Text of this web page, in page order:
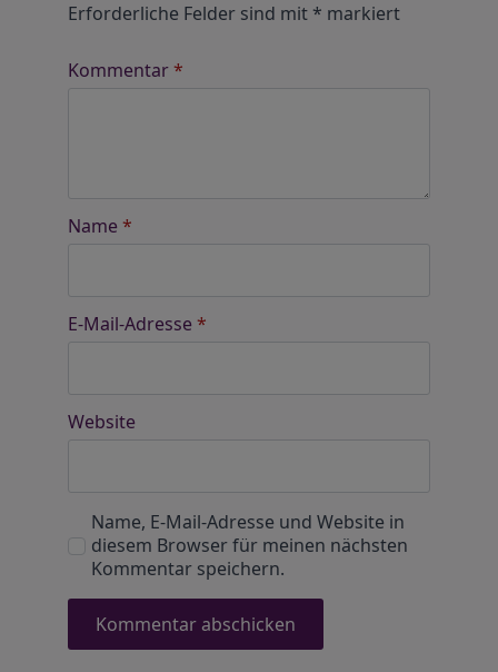
Erforderliche Felder sind mit* markiert
Kommentar*
Name *
E-Mail-Adresse *
Website
Name, E-Mail-Adresse und Website in
diesem Browser für meinen nächsten
Kommentar speichern.